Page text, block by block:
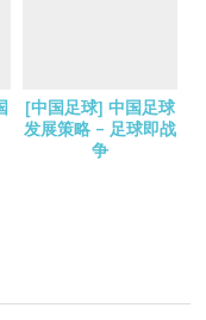
[中国足球] 中国足球
发展策略 – 足球即战
争